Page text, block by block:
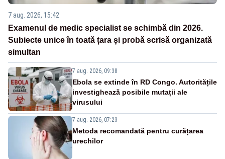
7 aug. 2026, 15:42
Examenul de medic specialist se schimbă din 2026.
Subiecte unice în toată țara și probă scrisă organizată
simultan
7 aug. 2026, 09:38
Ebola se extinde în RD Congo. Autoritățile
investighează posibile mutații ale
virusului
7 aug. 2026, 07:23
Metoda recomandată pentru curățarea
urechilor